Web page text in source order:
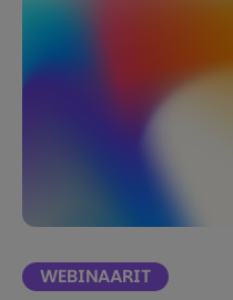
WEBINAARIT